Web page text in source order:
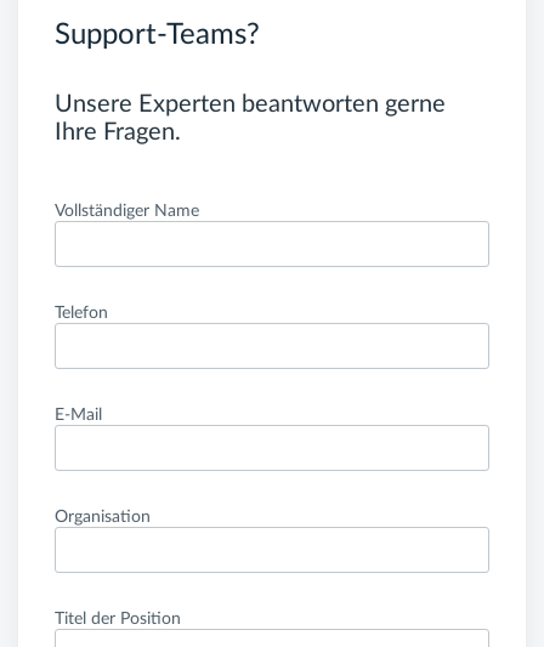
Support-Teams?
Unsere Experten beantworten gerne
Ihre Fragen.
Vollständiger Name
Telefon
E-Mail
Organisation
Titel der Position